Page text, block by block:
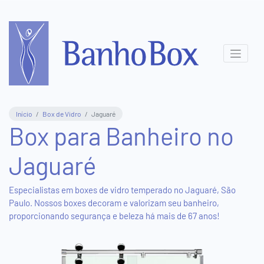
Central
Atendimento
3831-
8411
(11)
95577-
5816
Show
Início Box de Vidro Jaguaré
Box para Banheiro no
Jaguaré
Especialistas em boxes de vidro temperado no Jaguaré, São
Paulo. Nossos boxes decoram e valorizam seu banheiro,
proporcionando segurança e beleza há mais de 67 anos!